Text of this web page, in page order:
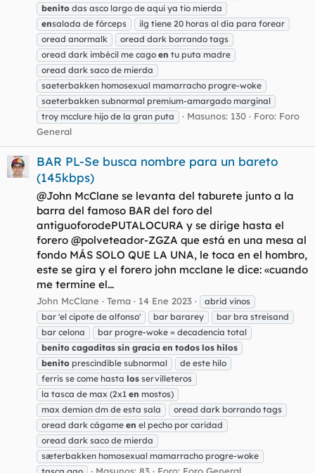
benito das asco largo de aqui ya tio mierda
ensalada de fórceps
ilg tiene 20 horas al día para forear
oread anormalk
oread dark borrando tags
oread dark imbécil me cago en tu puta madre
oread dark saco de mierda
saeterbakken homosexual mamarracho progre-woke
saeterbakken subnormal premium-amargado marginal
troy mcclure hijo de la gran puta
Masunos: 130 Foro: Foro
General
BAR PL-Se busca nombre para un bareto
(145kbps)
@John McClane se levanta del taburete junto a la
barra del famoso BAR del foro del
antiguoforodePUTALOCURA y se dirige hasta el
forero @polveteador-ZGZA que está en una mesa al
fondo MÁS SOLO QUE LA UNA, le toca en el hombro,
este se gira y el forero john mcclane le dice: «cuando
me termine el...
John McClane Tema 14 Ene 2023
abrid vinos
bar 'el cipote de alfonso'
bar bararey
bar bra streisand
bar celona
bar progre-woke = decadencia total
benito cagaditas sin gracia en todos los hilos
benito prescindible subnormal
de este hilo
ferris se come hasta los servilleteros
la tasca de max (2x1 en mostos)
max demian dm de esta sala
oread dark borrando tags
oread dark cágame en el pecho por caridad
oread dark saco de mierda
sæterbakken homosexual mamarracho progre-woke